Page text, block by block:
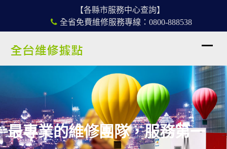
【各縣市服務中心查詢】
全省免費維修服務專線：0800-888538
最專業的維修團隊，服務第一